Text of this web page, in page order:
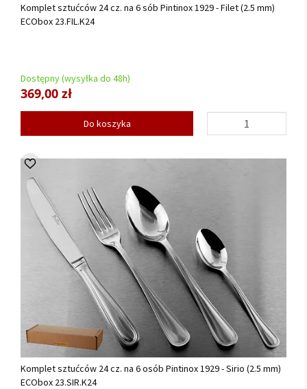
Komplet sztućców 24 cz. na 6 sób Pintinox 1929 - Filet (2.5 mm)
ECObox 23.FIL.K24
Dostępny (wysyłka do 48h)
369,00 zł
Do koszyka
Komplet sztućców 24 cz. na 6 osób Pintinox 1929 - Sirio (2.5 mm)
ECObox 23.SIR.K24